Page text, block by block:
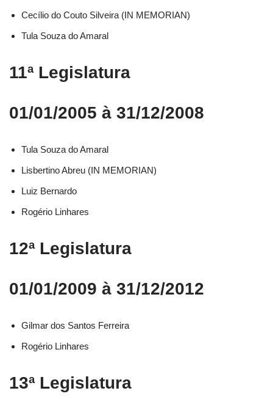
Cecílio do Couto Silveira (IN MEMORIAN)
Tula Souza do Amaral
11ª Legislatura
01/01/2005 à 31/12/2008
Tula Souza do Amaral
Lisbertino Abreu (IN MEMORIAN)
Luiz Bernardo
Rogério Linhares
12ª Legislatura
01/01/2009 à 31/12/2012
Gilmar dos Santos Ferreira
Rogério Linhares
13ª Legislatura